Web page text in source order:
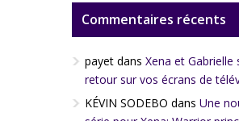
Commentaires récents
payet dans Xena et Gabrielle
retour sur vos écrans de
KÉVIN SODEBO dans Une